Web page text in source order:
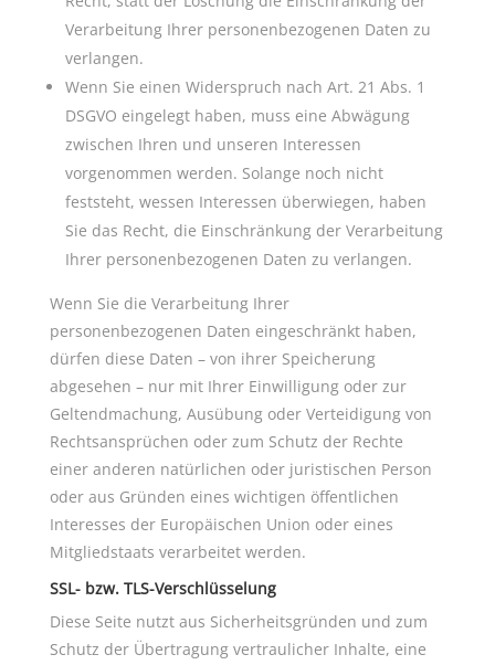
Verarbeitung Ihrer personenbezogenen Daten zu
verlangen.
Wenn Sie einen Widerspruch nach Art. 21 Abs. 1
DSGVO eingelegt haben, muss eine Abwägung
zwischen Ihren und unseren Interessen
vorgenommen werden. Solange noch nicht
feststeht, wessen Interessen überwiegen, haben
Sie das Recht, die Einschränkung der Verarbeitung
Ihrer personenbezogenen Daten zu verlangen.
Wenn Sie die Verarbeitung Ihrer
personenbezogenen Daten eingeschränkt haben,
dürfen diese Daten – von ihrer Speicherung
abgesehen – nur mit Ihrer Einwilligung oder zur
Geltendmachung, Ausübung oder Verteidigung von
Rechtsansprüchen oder zum Schutz der Rechte
einer anderen natürlichen oder juristischen Person
oder aus Gründen eines wichtigen öffentlichen
Interesses der Europäischen Union oder eines
Mitgliedstaats verarbeitet werden.
SSL- bzw. TLS-Verschlüsselung
Diese Seite nutzt aus Sicherheitsgründen und zum
Schutz der Übertragung vertraulicher Inhalte, eine